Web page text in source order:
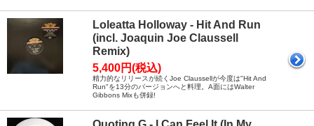
Loleatta Holloway - Hit And Run
(incl. Joaquin Joe Claussell
Remix)
5,400円(税込)
精力的なリリースが続くJoe Claussellが今度は"Hit And
Run"を13分のバージョンへと料理。A面にはWalter
Gibbons Mixも併録!